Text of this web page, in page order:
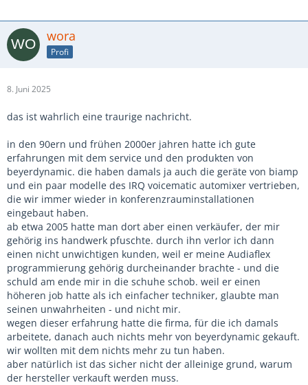
wora
Profi
8. Juni 2025
das ist wahrlich eine traurige nachricht.
in den 90ern und frühen 2000er jahren hatte ich gute
erfahrungen mit dem service und den produkten von
beyerdynamic. die haben damals ja auch die geräte von biamp
und ein paar modelle des IRQ voicematic automixer vertrieben,
die wir immer wieder in konferenzrauminstallationen
eingebaut haben.
ab etwa 2005 hatte man dort aber einen verkäufer, der mir
gehörig ins handwerk pfuschte. durch ihn verlor ich dann
einen nicht unwichtigen kunden, weil er meine Audiaflex
programmierung gehörig durcheinander brachte - und die
schuld am ende mir in die schuhe schob. weil er einen
höheren job hatte als ich einfacher techniker, glaubte man
seinen unwahrheiten - und nicht mir.
wegen dieser erfahrung hatte die firma, für die ich damals
arbeitete, danach auch nichts mehr von beyerdynamic gekauft.
wir wollten mit dem nichts mehr zu tun haben.
aber natürlich ist das sicher nicht der alleinige grund, warum
der hersteller verkauft werden muss.